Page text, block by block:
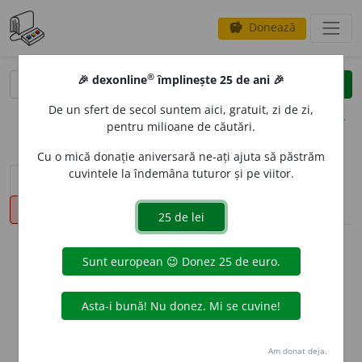
savings Donează
clear
opțiuni
sinteza definițiilor (1) definiții (13)
declinări
info
Aceste definiții sunt compilate de
echipa dexonline. Definițiile
originale se află pe filadefiniții.
Puteți reordona filele pe pagina de
🎉 dexonline® împlinește 25 de ani 🎉
De un sfert de secol suntem aici, gratuit, zi de zi,
pentru milioane de căutări.
Cu o mică donație aniversară ne-ați ajuta să păstrăm
cuvintele la îndemâna tuturor și pe viitor.
Am donat deja.